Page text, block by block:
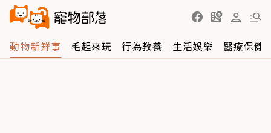
動物新鮮事 毛起來玩 行為教養 生活娛樂 醫療保健